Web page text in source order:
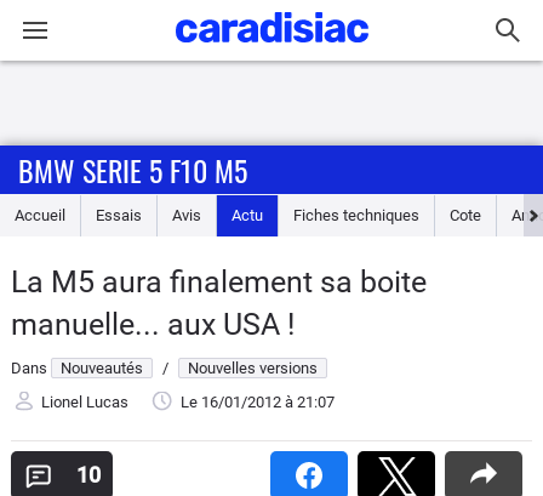
Accueil
Essais
Guide
d'achat
Electriques
BMW SERIE 5 F10 M5
Accueil Essais Avis Actu Fiches techniques Cote
La M5 aura finalement sa boite
manuelle... aux USA !
Dans Nouveautés /
Nouvelles versions
Lionel Lucas
Le 16/01/2012 à 21:07
10